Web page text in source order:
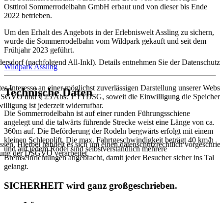
Osttirol Sommerrodelbahn GmbH erbaut und von dieser bis Ende
2022 betrieben.
Um den Erhalt des Angebots in der Erlebniswelt Assling zu sichern,
wurde die Sommerrodelbahn vom Wildpark gekauft und seit dem
Frühjahr 2023 geführt.
Wildpark Assling
Technische Daten
Die Sommerrodelbahn ist auf einer runden Führungsschiene
angelegt und die talwärts führende Strecke weist eine Länge von ca.
360m auf. Die Beförderung der Rodeln bergwärts erfolgt mit einem
kleinen Schlepplift. Die max. Fahrtgeschwindigkeit beträgt 40 km/h
und auf jedem Rodel sind selbstverständlich mehrere
Bremseinrichtungen angebracht, damit jeder Besucher sicher ins Tal
gelangt.
SICHERHEIT wird ganz großgeschrieben.
(nachfolgend All-Inkl). Details entnehmen Sie der
an einer möglichst zuverlässigen Darstellung unserer
und § 25 Abs. 1 TTDSG, soweit die Einwilligung die
ist jederzeit widerrufbar.
Hierbei handelt es sich um einen datenschutzrechtlich
der DSGVO verarbeitet.